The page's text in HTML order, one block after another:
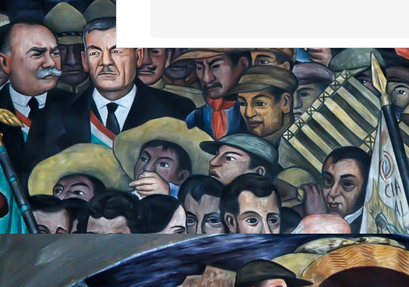
Conocí a muchas personas en el movimiento, y en la oficina del
considerado así, las oficinas estaban en la calle Aldama, a media
aquel momento en las ocasiones que acudí, era el más joven, luego
yo, incluso más jóvenes, se habían sumado al movimiento, sin embargo
y sentía o creía que mi tarea, como me lo había prometido en el zócalo,
mi trinchera, en los medios y me mantuve al margen de integrarme al
no se me acusara de tener una opinión sesgada o pegada al movimiento,
convencido de nuestra causa, que Andrés Manuel López Obrador
las cosas.
En 2009 fui invitado a una reunión con Andres Manuel, vendría a un
Pacheco, invité a mi papá, que al igual que yo había tomado un
movimiento, me dio mucho gusto ver que mi papá llegaba al evento, al
persona a AMLO, en aquel evento no éramos mas de 30 personas.
Estábamos afuera del salón, y en eso llegó Andrés Manuel, que bajó de la
todos los ahí presentes; dentro de mi, me moría de la curiosidad de
ver que tan estructurado sería su mensaje, quería ver si llevaba algo
engañado con un político más, pero me llevé una grata sorpresa,
movimiento, esa causa, sería también parte de mi, y también mi papá
dijo, “que bueno que me dijiste que viniera, se ve buena persona”.
En las elecciones del 2012 nos movilizamos, las condiciones no dieron
de votos que llevaron a Enrique Peña Nieto a la presidencia, sin
convencido que sería hasta la siguiente, en la que AMLO podría tener
lograr el objetivo, y así fue.